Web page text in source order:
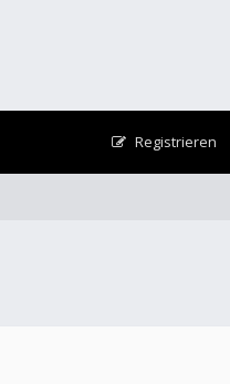
Registrieren